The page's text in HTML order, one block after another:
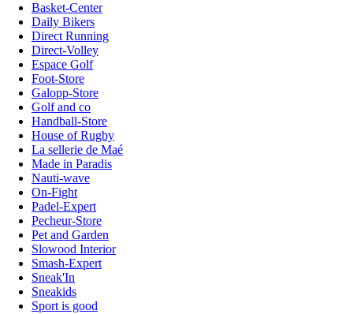
Basket-Center
Daily Bikers
Direct Running
Direct-Volley
Espace Golf
Foot-Store
Galopp-Store
Golf and co
Handball-Store
House of Rugby
La sellerie de Maé
Made in Paradis
Nauti-wave
On-Fight
Padel-Expert
Pecheur-Store
Pet and Garden
Slowood Interior
Smash-Expert
Sneak'In
Sneakids
Sport is good